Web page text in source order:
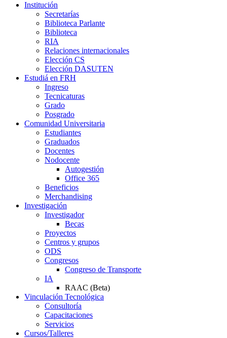
Institución
Secretarías
Biblioteca Parlante
Biblioteca
RIA
Relaciones internacionales
Elección CS
Elección DASUTEN
Estudiá en FRH
Ingreso
Tecnicaturas
Grado
Posgrado
Comunidad Universitaria
Estudiantes
Graduados
Docentes
Nodocente
Autogestión
Office 365
Beneficios
Merchandising
Investigación
Investigador
Becas
Proyectos
Centros y grupos
ODS
Congresos
Congreso de Transporte
IA
RAAC (Beta)
Vinculación Tecnológica
Consultoría
Capacitaciones
Servicios
Cursos/Talleres